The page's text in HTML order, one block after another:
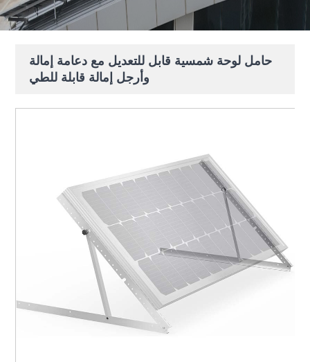
حامل لوحة شمسية قابل للتعديل مع دعامة إمالة
وأرجل إمالة قابلة للطي